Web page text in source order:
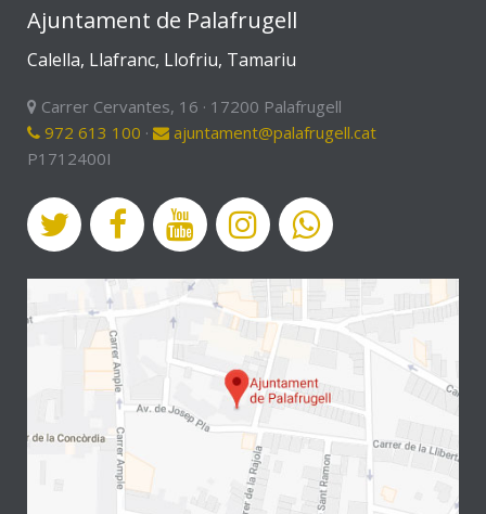
Ajuntament de Palafrugell
Calella, Llafranc, Llofriu, Tamariu
Carrer Cervantes, 16 · 17200 Palafrugell
972 613 100 ·
ajuntament@palafrugell.cat
P1712400I